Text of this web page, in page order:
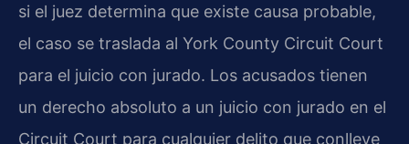
si el juez determina que existe causa probable,
el caso se traslada al York County Circuit Court
para el juicio con jurado. Los acusados tienen
un derecho absoluto a un juicio con jurado en el
Circuit Court para cualquier delito que conlleve